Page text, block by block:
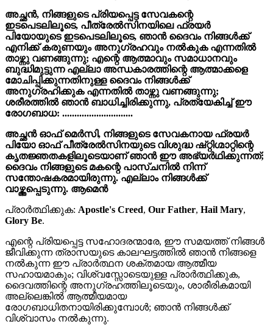
അച്ഛൻ, നിങ്ങളുടെ പ്രിയപ്പെട്ട സേവകന്റെ
ഇടപെടലിലൂടെ, പീത്രേൽസിനയിലെ ഫ്രയർ
പിയോയുടെ ഇടപെടലിലൂടെ, ഞാൻ ദൈവം നിങ്ങൾക്ക്
എനിക്ക് കരുണയും അനുഗ്രഹവും നൽകുക എന്നതിൽ
താഴ്ന്നു വണങ്ങുന്നു; എന്റെ ആത്മാവും സമാധാനവും
ബുദ്ധിമുട്ടുന്ന എല്ലാ അന്ധകാരത്തിന്റെ ആത്മാക്കളെ
മോചിപ്പിക്കുന്നതിനുള്ള ദൈവം നിങ്ങൾക്ക്
അനുഗ്രഹിക്കുക എന്നതിൽ താഴ്ന്നു വണങ്ങുന്നു;
ശരീരത്തിൽ ഞാൻ ബാധിച്ചിരിക്കുന്നു, പ്രത്യേകിച്ച് ഈ
രോഗബാധ: .............................
അച്ഛൻ ഓഫ് മെർസി, നിങ്ങളുടെ സേവകനായ ഫ്രയർ
പിയോ ഓഫ് പീത്രേൽസിനയുടെ വിശുദ്ധ ഷ്റ്റിഗ്മാറ്റിന്റെ
കൃതജ്ഞതകളിലൂടെയാണ് ഞാൻ ഈ അഭ്യർഥിക്കുന്നത്;
ദൈവം നിങ്ങളുടെ മകന്റെ പാസ്ചനിൽ നിന്ന്
സന്തോഷകരമായിരുന്നു. എല്ലാം നിങ്ങൾക്ക്
വാഴ്ത്തപ്പെടുന്നു. ആമെൻ
പ്രാർത്ഥിക്കുക: Apostle's Creed, Our Father, Hail Mary,
Glory Be.
എന്റെ പ്രിയപ്പെട്ട സഹോദരന്മാരേ, ഈ സമയത്ത് നിങ്ങൾ
ജീവിക്കുന്ന ത്രാസയുടെ കാലഘട്ടത്തിൽ ഞാൻ നിങ്ങളെ
നൽകുന്ന ഈ പ്രാർത്ഥന ശക്തമായ ആത്മീയ
സഹായമാകും; വിശ്വസ്സോടെയുള്ള പ്രാർത്ഥിക്കുക,
ദൈവത്തിന്റെ അനുഗ്രഹത്തിലൂടെയും, ശാരീരികമായി
അല്ലെങ്കിൽ ആത്മീയമായ
രോഗബാധിതനായിരിക്കുമ്പോൾ; ഞാൻ നിങ്ങൾക്ക്
വിശ്വാസം നൽകുന്നു.